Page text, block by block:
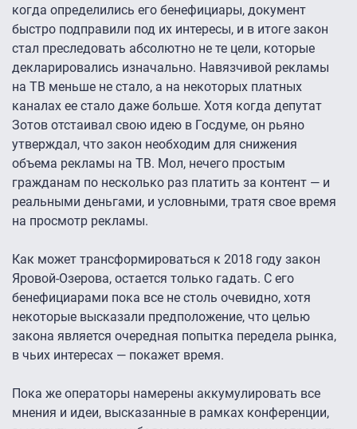
когда определились его бенефициары, документ
быстро подправили под их интересы, и в итоге закон
стал преследовать абсолютно не те цели, которые
декларировались изначально. Навязчивой рекламы
на ТВ меньше не стало, а на некоторых платных
каналах ее стало даже больше. Хотя когда депутат
Зотов отстаивал свою идею в Госдуме, он рьяно
утверждал, что закон необходим для снижения
объема рекламы на ТВ. Мол, нечего простым
гражданам по несколько раз платить за контент — и
реальными деньгами, и условными, тратя свое время
на просмотр рекламы.
Как может трансформироваться к 2018 году закон
Яровой-Озерова, остается только гадать. С его
бенефициарами пока все не столь очевидно, хотя
некоторые высказали предположение, что целью
закона является очередная попытка передела рынка,
в чьих интересах — покажет время.
Пока же операторы намерены аккумулировать все
мнения и идеи, высказанные в рамках конференции,